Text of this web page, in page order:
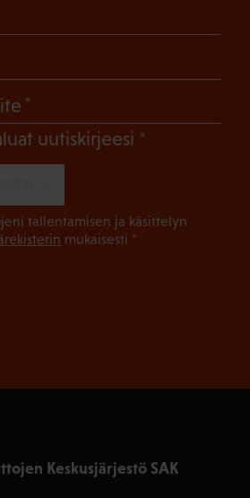
Keskusjärjestö SAK
uutiskirjeesi (Pakollinen)
tallentamisen ja käsittelyn
mukaisesti *